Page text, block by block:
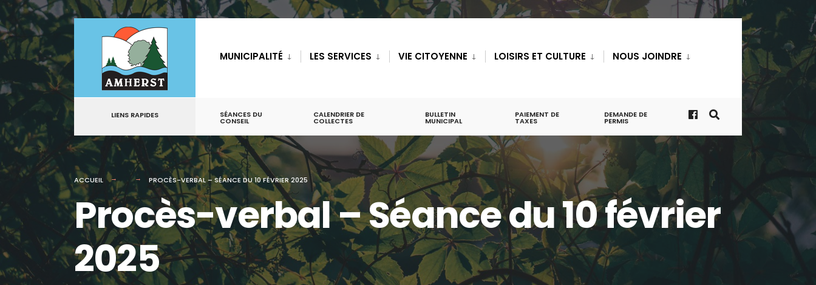
contenu
MUNICIPALITÉ LES SERVICES VIE CITOYENNE LOISIRS ET CULTURE NOUS JOINDRE
LIENS RAPIDES SÉANCES DU
CONSEIL
CALENDRIER DE
COLLECTES
BULLETIN
MUNICIPAL
PAIEMENT DE
TAXES
DEMANDE DE
PERMIS
ACCUEIL PROCÈS-VERBAL – SÉANCE DU 10 FÉVRIER 2025
Procès-verbal – Séance du 10 février
2025